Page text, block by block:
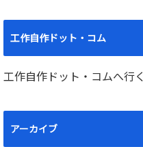
工作自作ドット・コム
工作自作ドット・コムへ行く
アーカイブ